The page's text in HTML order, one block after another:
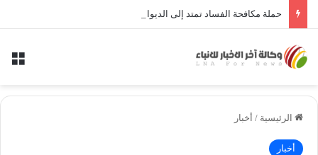
الرئيسية / أخبار
أخبار